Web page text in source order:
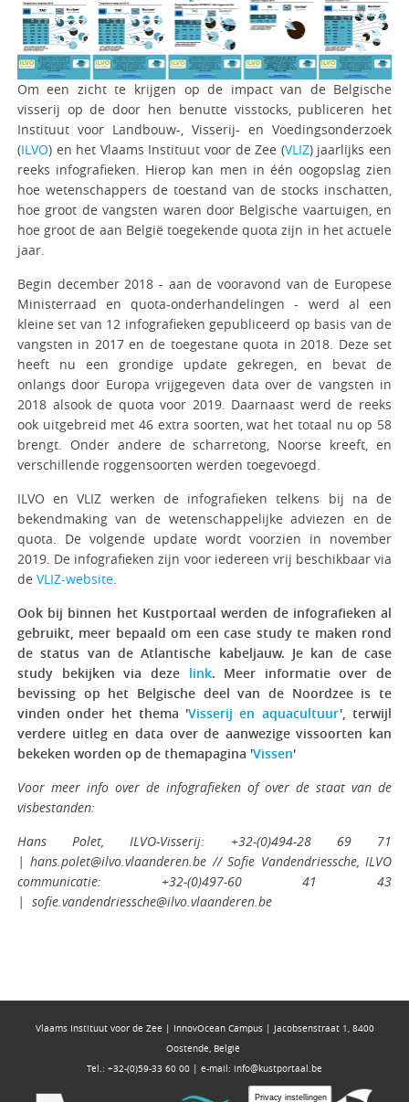
Om een zicht te krijgen op de impact van de Belgische
visserij op de door hen benutte visstocks, publiceren het
Instituut voor Landbouw-, Visserij- en Voedingsonderzoek
(ILVO) en het Vlaams Instituut voor de Zee (VLIZ) jaarlijks een
reeks infografieken. Hierop kan men in één oogopslag zien
hoe wetenschappers de toestand van de stocks inschatten,
hoe groot de vangsten waren door Belgische vaartuigen, en
hoe groot de aan België toegekende quota zijn in het actuele
jaar.
Begin december 2018 - aan de vooravond van de Europese
Ministerraad en quota-onderhandelingen - werd al een
kleine set van 12 infografieken gepubliceerd op basis van de
vangsten in 2017 en de toegestane quota in 2018. Deze set
heeft nu een grondige update gekregen, en bevat de
onlangs door Europa vrijgegeven data over de vangsten in
2018 alsook de quota voor 2019. Daarnaast werd de reeks
ook uitgebreid met 46 extra soorten, wat het totaal nu op 58
brengt. Onder andere de scharretong, Noorse kreeft, en
verschillende roggensoorten werden toegevoegd.
ILVO en VLIZ werken de infografieken telkens bij na de
bekendmaking van de wetenschappelijke adviezen en de
quota. De volgende update wordt voorzien in november
2019. De infografieken zijn voor iedereen vrij beschikbaar via
de VLIZ-website.
Ook bij binnen het Kustportaal werden de infografieken al
gebruikt, meer bepaald om een case study te maken rond
de status van de Atlantische kabeljauw. Je kan de case
study bekijken via deze link. Meer informatie over de
bevissing op het Belgische deel van de Noordzee is te
vinden onder het thema 'Visserij en aquacultuur', terwijl
verdere uitleg en data over de aanwezige vissoorten kan
bekeken worden op de themapagina 'Vissen'
Voor meer info over de infografieken of over de staat van de
visbestanden:
Hans Polet, ILVO-Visserij: +32-(0)494-28 69 71
| hans.polet@ilvo.vlaanderen.be // Sofie Vandendriessche, ILVO
communicatie: +32-(0)497-60 41 43
| sofie.vandendriessche@ilvo.vlaanderen.be
Vlaams Instituut voor de Zee | InnovOcean Campus | Jacobsenstraat 1, 8400
Oostende, België
Tel.: +32-(0)59-33 60 00 | e-mail: info@kustportaal.be
Privacy instellingen